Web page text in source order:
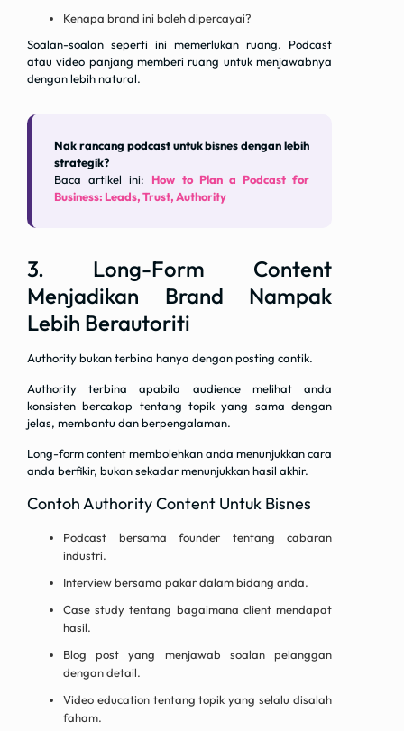
Kenapa brand ini boleh dipercayai?
Soalan-soalan seperti ini memerlukan ruang. Podcast
atau video panjang memberi ruang untuk menjawabnya
dengan lebih natural.
Nak rancang podcast untuk bisnes dengan lebih
strategik?
Baca artikel ini: How to Plan a Podcast for
Business: Leads, Trust, Authority
3. Long-Form Content
Menjadikan Brand Nampak
Lebih Berautoriti
Authority bukan terbina hanya dengan posting cantik.
Authority terbina apabila audience melihat anda
konsisten bercakap tentang topik yang sama dengan
jelas, membantu dan berpengalaman.
Long-form content membolehkan anda menunjukkan cara
anda berfikir, bukan sekadar menunjukkan hasil akhir.
Contoh Authority Content Untuk Bisnes
Podcast bersama founder tentang cabaran
industri.
Interview bersama pakar dalam bidang anda.
Case study tentang bagaimana client mendapat
hasil.
Blog post yang menjawab soalan pelanggan
dengan detail.
Video education tentang topik yang selalu disalah
faham.